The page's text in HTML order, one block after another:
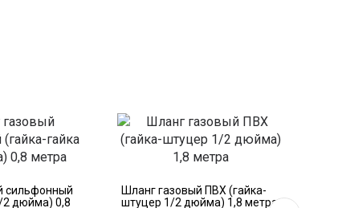
сильфонный
2 дюйма) 0,8
Шланг газовый ПВХ (гайка-
штуцер 1/2 дюйма) 1,8 метра